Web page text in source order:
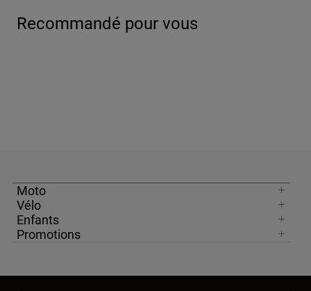
Recommandé pour vous
Moto
Vélo
Enfants
Promotions